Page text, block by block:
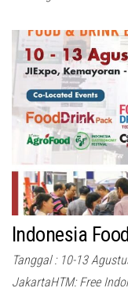
Indonesia
Tanggal : 10-13
JakartaHTM: Free